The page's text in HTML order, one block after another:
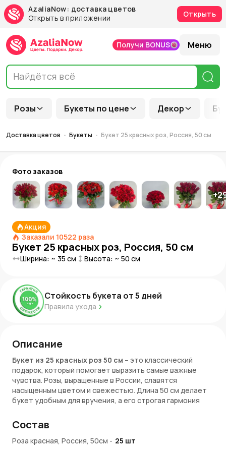
AzaliaNow: доставка цветов
Открыть в приложении
Открыть
Розы Букеты по цене Декор
Получи BONUS Меню
Доставка цветов Букеты Букет 25 красных роз, Россия, 50 см
Фото заказов
+
Акция
Заказали 10522 раза
Букет 25 красных роз, Россия, 50 см
Ширина: ~ 35 см Высота: ~ 50 см
Стойкость букета от5 дней
Правила ухода
Описание
Букет из 25 красных роз 50 см – это классический
подарок, который помогает выразить самые важные
чувства. Розы, выращенные в России, славятся
насыщенным цветом и свежестью. Длина 50 см делает
букет удобным для вручения, а его строгая гармония
Этот букет подойдёт для множества поводов:
поздравления с праздником, признания в чувствах или
просто жеста внимания. Красные розы всегда
Состав
Роза красная, Россия, 50см - 25 шт